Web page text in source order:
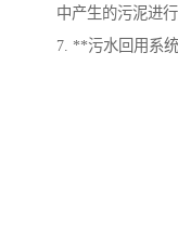
中产生的污泥进
7. **污水回用系